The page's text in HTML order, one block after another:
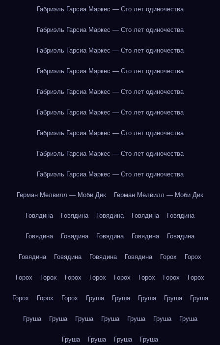
Габриэль Гарсиа Маркес — Сто лет одиночества
Габриэль Гарсиа Маркес — Сто лет одиночества
Габриэль Гарсиа Маркес — Сто лет одиночества
Габриэль Гарсиа Маркес — Сто лет одиночества
Габриэль Гарсиа Маркес — Сто лет одиночества
Габриэль Гарсиа Маркес — Сто лет одиночества
Габриэль Гарсиа Маркес — Сто лет одиночества
Габриэль Гарсиа Маркес — Сто лет одиночества
Габриэль Гарсиа Маркес — Сто лет одиночества
Герман Мелвилл — Моби Дик Герман Мелвилл — Моби Дик
Говядина Говядина Говядина Говядина Говядина
Говядина Говядина Говядина Говядина Говядина
Говядина Говядина Говядина Говядина Горох Горох
Горох Горох Горох Горох Горох Горох Горох Горох
Горох Горох Горох Груша Груша Груша Груша Груша
Груша Груша Груша Груша Груша Груша Груша
Груша Груша Груша Груша